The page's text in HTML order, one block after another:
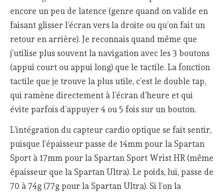
encore un peu de latence (genre quand on valide en
faisant glisser l’écran vers la droite ou qu’on fait un
retour en arrière). Je reconnais quand même que
j’utilise plus souvent la navigation avec les 3 boutons
(appui court ou appui long) que le tactile. La fonction
tactile que je trouve la plus utile, c’est le double tap,
qui ramène directement à l’écran d’heure et qui
évite parfois d’appuyer 4 ou 5 fois sur un bouton.
L’intégration du capteur cardio optique se fait sentir,
puisque l’épaisseur passe de 14mm pour la Spartan
Sport à 17mm pour la Spartan Sport Wrist HR (même
épaisseur que la Spartan Ultra). Le poids, lui, passe de
70 à 74g (77g pour la Spartan Ultra). Si l’on la